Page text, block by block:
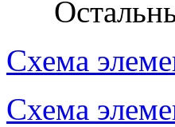
Схема
Схема